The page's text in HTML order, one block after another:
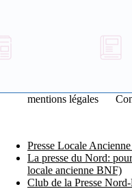
mentions légales
Presse Locale
La presse du Nord:
locale ancienne BNF)
Club de la Presse